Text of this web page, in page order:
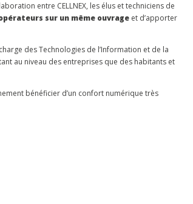
entre CELLNEX, les élus et techniciens de
sur un même ouvrageet d’apporter
des Technologies de l’Information et de la
au niveau des entreprises que des habitants et
bénéficier d’un confort numérique très